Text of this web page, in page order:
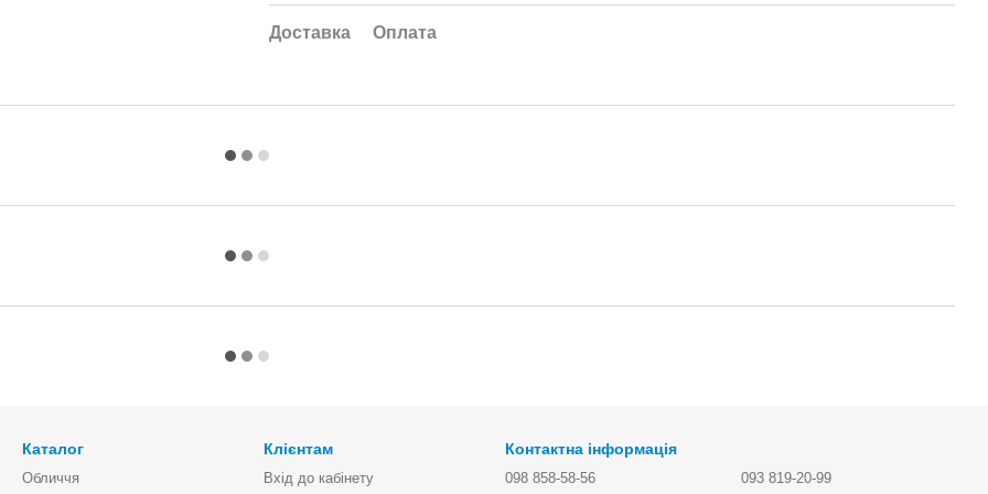
Доставка Оплата
Каталог
Обличчя
Клієнтам
Вхід до кабінету
Контактна інформація
098 858-58-56 093 819-20-99